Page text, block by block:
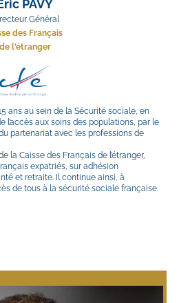
PAVY
Général
des Français
de l'étranger
ans au sein de la Sécurité sociale, en
l’accès aux soins des populations, par le
partenariat avec les professions de
la Caisse des Français de l’étranger,
expatriés, sur adhésion
et retraite. Il continue ainsi, à
de tous à la sécurité sociale française.